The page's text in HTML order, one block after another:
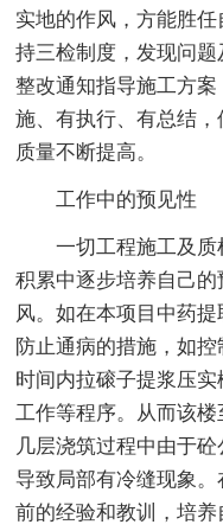
实地的作风，方能胜
持三检制度，发现问
整改通知指导施工方
施、有执行、有总结
质量不断提高。
工作中的预见性
一切工程施工及
积累中逐步培养自己
风。如在本项目中药
防止通病的措施，如
时间内拉磙子提浆压
工作等程序。从而该
几层浇筑过程中由于
导致局部有冷缝现象
前的经验和教训，培